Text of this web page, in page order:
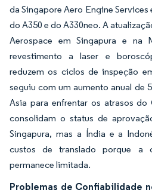
da Singapore Aero Engine Services
do A350 e do A330neo. A
Aerospace em Singapura e na
revestimento a laser e
reduzem os ciclos de inspeção
seguiu com um aumento anual de
Asia para enfrentar os atrasos do
consolidam o status de
Singapura, mas a Índia e a
custos de translado porque a
permanece limitada.
Problemas de Confiabilidade